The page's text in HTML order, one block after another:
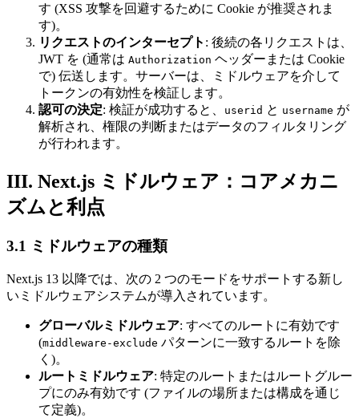
す (XSS 攻撃を回避するために Cookie が推奨されま
す)。
リクエストのインターセプト : 後続の各リクエストは、
JWT を (通常は Authorization ヘッダーまたは Cookie
で) 伝送します。サーバーは、ミドルウェアを介して
トークンの有効性を検証します。
認可の決定: 検証が成功すると、 userid と username が
解析され、権限の判断またはデータのフィルタリング
が行われます。
III. Next.js ミドルウェア：コアメカニ
ズムと利点
3.1 ミドルウェアの種類
Next.js 13 以降では、次の 2 つのモードをサポートする新し
いミドルウェアシステムが導入されています。
グローバルミドルウェア: すべてのルートに有効です
(middleware-exclude パターンに一致するルートを除
く)。
ルートミドルウェア: 特定のルートまたはルートグルー
プにのみ有効です (ファイルの場所または構成を通じ
て定義)。